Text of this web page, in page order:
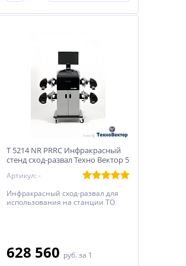
T 5214 NR PRRC Инфракрасный
стенд сход-развал Техно Вектор 5
Артикул: -
Инфракрасный сход-развал для
использования на станции ТО
628 560 руб. за 1